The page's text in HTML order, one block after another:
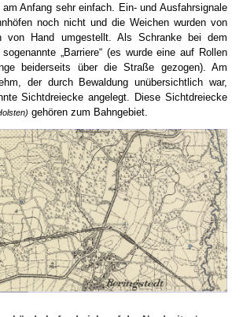
am Anfang sehr einfach. Ein- und Ausfahrsignale
noch nicht und die Weichen wurden von
von Hand umgestellt. Als Schranke bei dem
„Barriere“ (es wurde eine auf Rollen
beiderseits über die Straße gezogen). Am
der durch Bewaldung unübersichtlich war,
Sichtdreiecke angelegt. Diese Sichtdreiecke
gehören zum Bahngebiet.